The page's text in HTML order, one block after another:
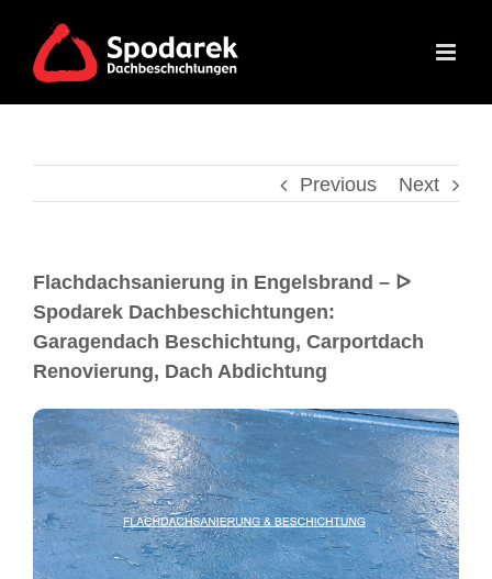
Previous Next
Flachdachsanierung in Engelsbrand – ᐅ
Spodarek Dachbeschichtungen:
Garagendach Beschichtung, Carportdach
Renovierung, Dach Abdichtung